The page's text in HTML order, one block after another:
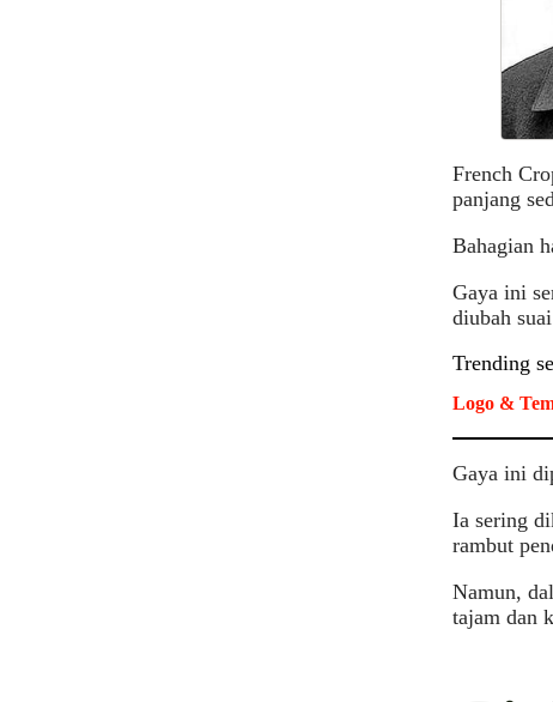
French
panjang
Bahagian
Gaya ini
diubah
Trending
Logo &
Gaya ini
Ia sering
rambut
Namun,
tajam dan